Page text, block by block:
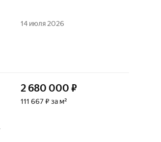
14 июля 2026
2 680 000 ₽
111 667 ₽ за м²